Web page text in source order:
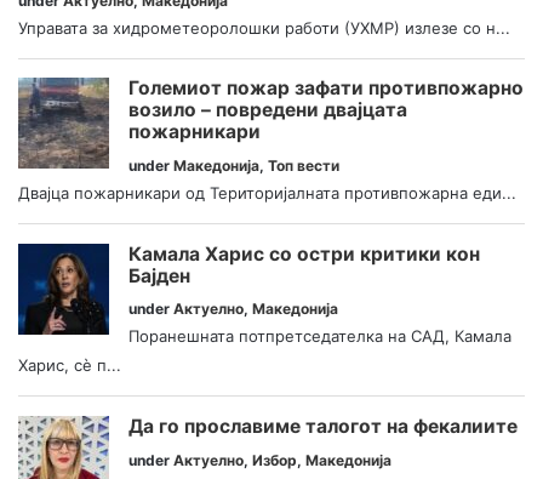
Управата за хидрометеоролошки работи (УХМР) излезе со н...
Големиот пожар зафати противпожарно
возило – повредени двајцата
пожарникари
under Македонија, Топ вести
Двајца пожарникари од Територијалната противпожарна еди...
Камала Харис со остри критики кон
Бајден
under Актуелно, Македонија
Поранешната потпретседателка на САД, Камала
Харис, сè п...
Да го прославиме талогот на фекалиите
under Актуелно, Избор, Македонија